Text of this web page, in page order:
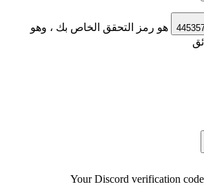
هو رمز التحقق الخاص بك ، وهو
Your Discord verification